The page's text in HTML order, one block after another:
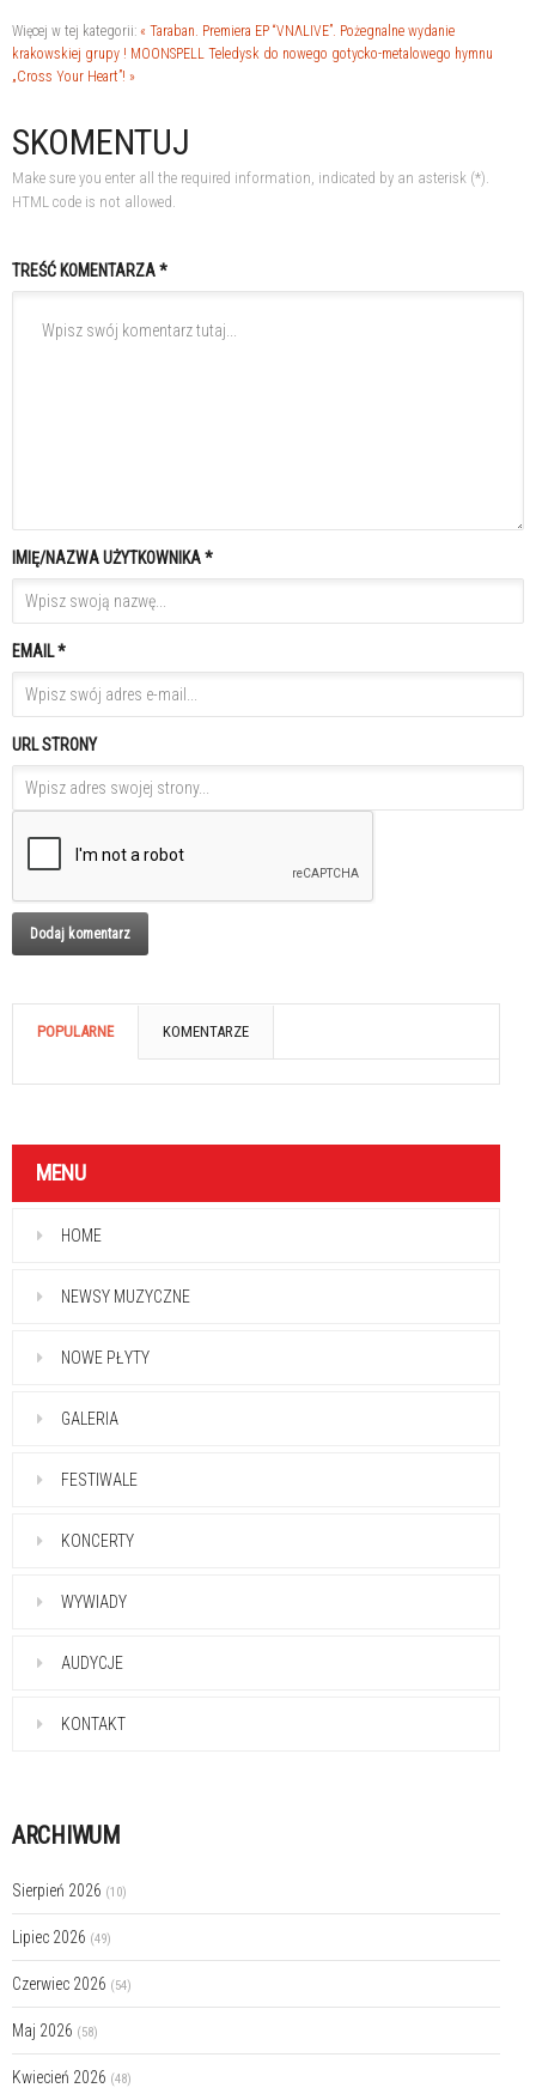
Więcej w tej kategorii: « Taraban. Premiera EP “VNΛLIVE”. Pożegnalne wydanie
krakowskiej grupy ! MOONSPELL Teledysk do nowego gotycko-metalowego hymnu
„Cross Your Heart”! »
SKOMENTUJ
Make sure you enter all the required information, indicated by an asterisk (*).
HTML code is not allowed.
TREŚĆ KOMENTARZA *
IMIĘ/NAZWA UŻYTKOWNIKA *
EMAIL *
URL STRONY
POPULARNE KOMENTARZE
MENU
HOME
NEWSY MUZYCZNE
NOWE PŁYTY
GALERIA
FESTIWALE
KONCERTY
WYWIADY
AUDYCJE
KONTAKT
ARCHIWUM
Sierpień 2026 (10)
Lipiec 2026 (49)
Czerwiec 2026 (54)
Maj 2026 (58)
Kwiecień 2026 (48)